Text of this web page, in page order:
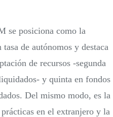
se posiciona como la
de autónomos y destaca
de recursos -segunda
y quinta en fondos
Del mismo modo, es la
en el extranjero y la